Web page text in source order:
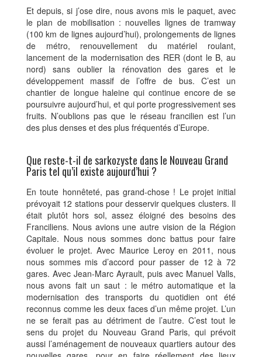
Et depuis, si j’ose dire, nous avons mis le paquet, avec
le plan de mobilisation : nouvelles lignes de tramway
(100 km de lignes aujourd’hui), prolongements de lignes
de métro, renouvellement du matériel roulant,
lancement de la modernisation des RER (dont le B, au
nord) sans oublier la rénovation des gares et le
développement massif de l’offre de bus. C’est un
chantier de longue haleine qui continue encore de se
poursuivre aujourd’hui, et qui porte progressivement ses
fruits. N’oublions pas que le réseau francilien est l’un
des plus denses et des plus fréquentés d’Europe.
Que reste-t-il de sarkozyste dans le Nouveau Grand
Paris tel qu’il existe aujourd’hui ?
En toute honnêteté, pas grand-chose ! Le projet initial
prévoyait 12 stations pour desservir quelques clusters. Il
était plutôt hors sol, assez éloigné des besoins des
Franciliens. Nous avions une autre vision de la Région
Capitale. Nous nous sommes donc battus pour faire
évoluer le projet. Avec Maurice Leroy en 2011, nous
nous sommes mis d’accord pour passer de 12 à 72
gares. Avec Jean-Marc Ayrault, puis avec Manuel Valls,
nous avons fait un saut : le métro automatique et la
modernisation des transports du quotidien ont été
reconnus comme les deux faces d’un même projet. L’un
ne se ferait pas au détriment de l’autre. C’est tout le
sens du projet du Nouveau Grand Paris, qui prévoit
aussi l’aménagement de nouveaux quartiers autour des